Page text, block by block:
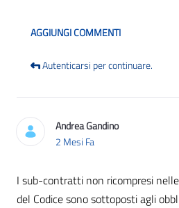
AGGIUNGI COMMENTI
Autenticarsi per continuare.
Andrea Gandino
2 Mesi Fa
I sub-contratti non ricompresi
del Codice sono sottoposti agli